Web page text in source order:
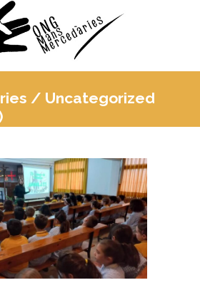
/ Uncategorized